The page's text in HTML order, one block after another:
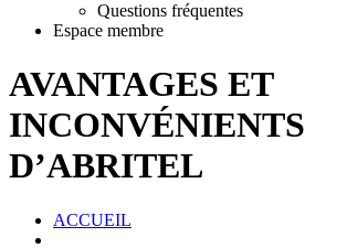
Questions fréquentes
Espace membre
AVANTAGES ET
INCONVÉNIENTS
D’ABRITEL
ACCUEIL